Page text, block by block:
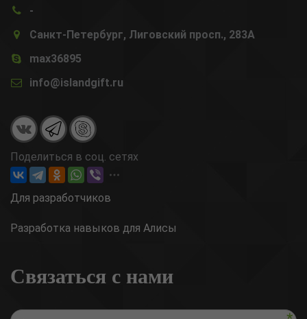
-
Санкт-Петербург, Лиговский просп., 283А
max36895
info@islandgift.ru
Поделиться в соц. сетях
Для разработчиков
Разработка навыков для Алисы
Связаться с нами